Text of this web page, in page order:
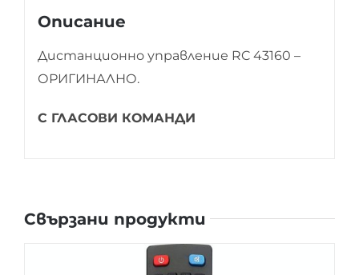
Описание
Дистанционно управление RC 43160 –
ОРИГИНАЛНО.
С ГЛАСОВИ КОМАНДИ
Свързани продукти